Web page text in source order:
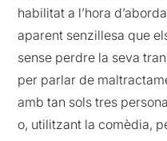
habilitat a l’hora
aparent senzillesa que
sense perdre la seva
per parlar de
amb tan sols tres
o, utilitzant la comèdia,